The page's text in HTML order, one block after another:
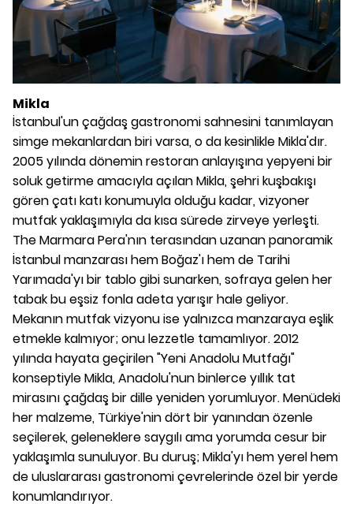
Mikla
İstanbul'un çağdaş gastronomi sahnesini tanımlayan
simge mekanlardan biri varsa, o da kesinlikle Mikla'dır.
2005 yılında dönemin restoran anlayışına yepyeni bir
soluk getirme amacıyla açılan Mikla, şehri kuşbakışı
gören çatı katı konumuyla olduğu kadar, vizyoner
mutfak yaklaşımıyla da kısa sürede zirveye yerleşti.
The Marmara Pera'nın terasından uzanan panoramik
İstanbul manzarası hem Boğaz'ı hem de Tarihi
Yarımada'yı bir tablo gibi sunarken, sofraya gelen her
tabak bu eşsiz fonla adeta yarışır hale geliyor.
Mekanın mutfak vizyonu ise yalnızca manzaraya eşlik
etmekle kalmıyor; onu lezzetle tamamlıyor. 2012
yılında hayata geçirilen "Yeni Anadolu Mutfağı"
konseptiyle Mikla, Anadolu'nun binlerce yıllık tat
mirasını çağdaş bir dille yeniden yorumluyor. Menüdeki
her malzeme, Türkiye'nin dört bir yanından özenle
seçilerek, geleneklere saygılı ama yorumda cesur bir
yaklaşımla sunuluyor. Bu duruş; Mikla'yı hem yerel hem
de uluslararası gastronomi çevrelerinde özel bir yerde
konumlandırıyor.